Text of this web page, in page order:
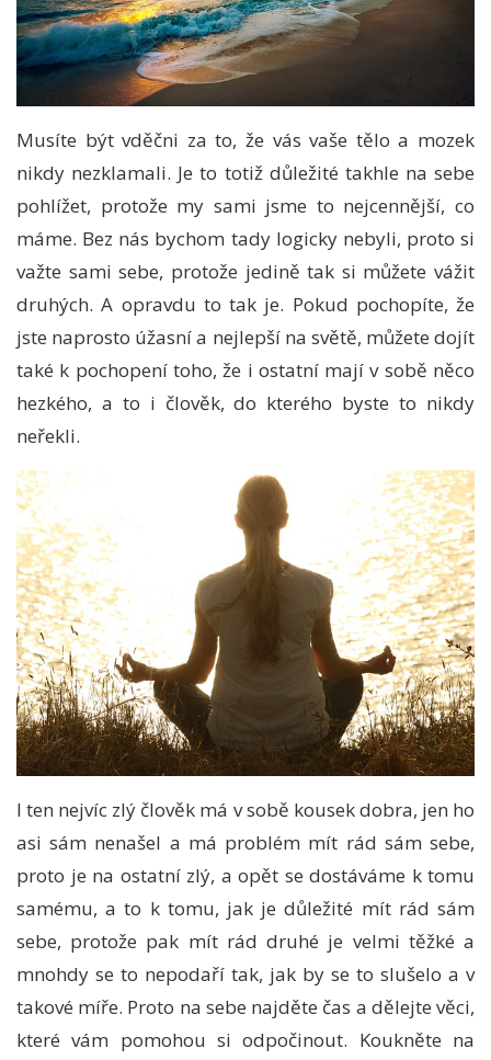
Musíte být vděčni za to, že vás vaše tělo a mozek
nikdy nezklamali. Je to totiž důležité takhle na sebe
pohlížet, protože my sami jsme to nejcennější, co
máme. Bez nás bychom tady logicky nebyli, proto si
važte sami sebe, protože jedině tak si můžete vážit
druhých. A opravdu to tak je. Pokud pochopíte, že
jste naprosto úžasní a nejlepší na světě, můžete dojít
také k pochopení toho, že i ostatní mají v sobě něco
hezkého, a to i člověk, do kterého byste to nikdy
neřekli.
I ten nejvíc zlý člověk má v sobě kousek dobra, jen ho
asi sám nenašel a má problém mít rád sám sebe,
proto je na ostatní zlý, a opět se dostáváme k tomu
samému, a to k tomu, jak je důležité mít rád sám
sebe, protože pak mít rád druhé je velmi těžké a
mnohdy se to nepodaří tak, jak by se to slušelo a v
takové míře. Proto na sebe najděte čas a dělejte věci,
které vám pomohou si odpočinout. Koukněte na